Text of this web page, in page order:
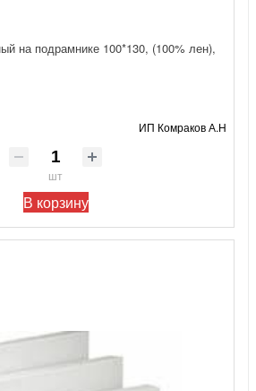
на подрамнике 100*130, (100% лен),
ИП Комраков А.Н
шт
В корзину